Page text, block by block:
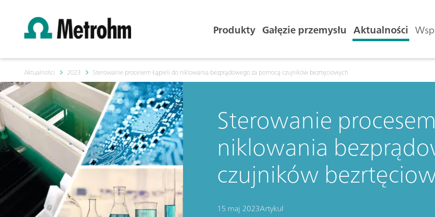
Produkty Gałęzie przemysłu Aktualności
Aktualności 2023 Sterowanie procesem kąpieli do niklowania bezprądowego za pomocą czujników bezrtęciowych
Sterowanie
niklowania
czujników
15 maj 2023Artykuł